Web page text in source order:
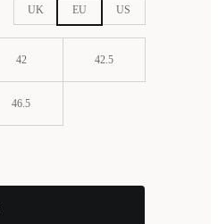
UK EU US
42 42.5
46.5